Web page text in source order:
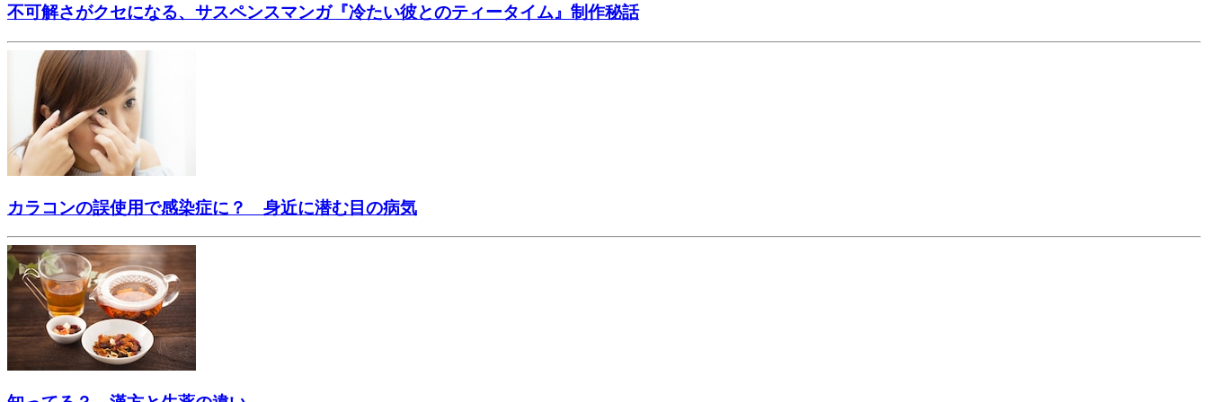
不可解さがクセになる、サスペンスマンガ『冷たい彼とのティータイム』制作秘話
カラコンの誤使用で感染症に？ 身近に潜む目の病気